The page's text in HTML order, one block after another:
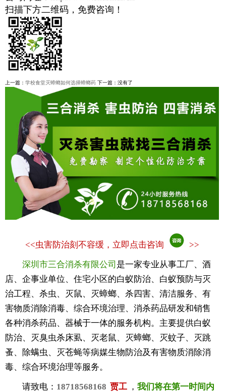
扫描下方二维码，免费咨询！
上一篇： 学校食堂灭蟑螂如何选择蟑螂药 下一篇：没有了
<<虫害防治刻不容缓，立即点击咨询 >>
深圳市三合消杀有限公司 是一家专业从事工厂、酒
店、企事业单位、住宅小区的白蚁防治、白蚁预防与灭
治工程、杀虫、灭鼠、灭蟑螂、杀四害、清洁服务、有
害物质消除消毒、综合环境治理、消杀药品研发和销售
各种消杀药品、器械于一体的服务机构。主要提供白蚁
防治、灭臭虫杀床虱、灭老鼠、灭蟑螂、灭蚊子、灭跳
蚤、除螨虫、灭苍蝇等病媒生物防治及有害物质消除消
毒、综合环境治理等服务。
请致电： 18718568168 贾工 ， 我们将在第一时间内